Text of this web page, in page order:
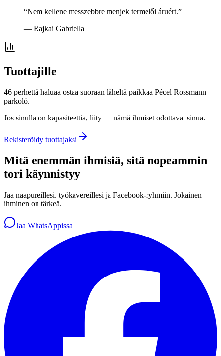
“Nem kellene messzebbre menjek termelői áruért.”
— Rajkai Gabriella
Tuottajille
46 perhettä haluaa ostaa suoraan läheltä paikkaa Pécel Rossmann
parkoló.
Jos sinulla on kapasiteettia, liity — nämä ihmiset odottavat sinua.
Rekisteröidy tuottajaksi
Mitä enemmän ihmisiä, sitä nopeammin
tori käynnistyy
Jaa naapureillesi, työkavereillesi ja Facebook-ryhmiin. Jokainen
ihminen on tärkeä.
Jaa WhatsAppissa